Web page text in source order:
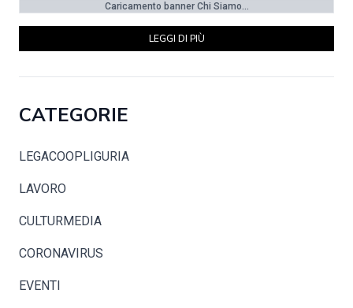
Caricamento banner Chi Siamo...
LEGGI DI PIÙ
CATEGORIE
LEGACOOPLIGURIA
LAVORO
CULTURMEDIA
CORONAVIRUS
EVENTI